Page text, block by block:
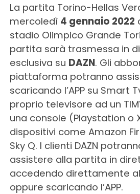
La partita Torino-Hellas
mercoledì 4 gennaio 2022
stadio Olimpico Grande
partita sarà trasmessa in
esclusiva su DAZN. Gli
piattaforma potranno
scaricando l’APP su Smart
proprio televisore ad un
una console (Playstation o
dispositivi come Amazon
Sky Q. I clienti DAZN
assistere alla partita in
accedendo direttamente
oppure scaricando l’APP.